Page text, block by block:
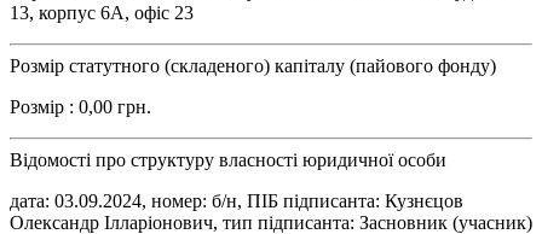
13, корпус 6А, офіс 23
Розмір статутного (складеного) капіталу (пайового фонду)
Розмір : 0,00 грн.
Відомості про структуру власності юридичної особи
дата: 03.09.2024, номер: б/н, ПІБ підписанта: Кузнєцов
Олександр Ілларіонович, тип підписанта: Засновник (учасник)